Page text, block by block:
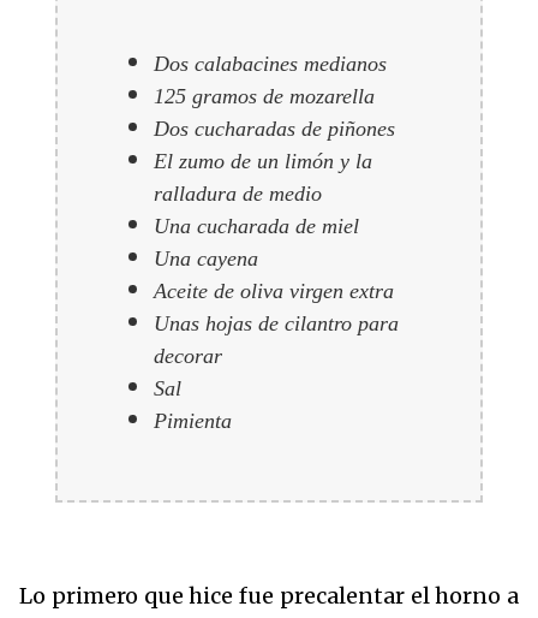
Dos calabacines medianos
125 gramos de mozarella
Dos cucharadas de piñones
El zumo de un limón y la
ralladura de medio
Una cucharada de miel
Una cayena
Aceite de oliva virgen extra
Unas hojas de cilantro para
decorar
Sal
Pimienta
Lo primero que hice fue precalentar el horno a